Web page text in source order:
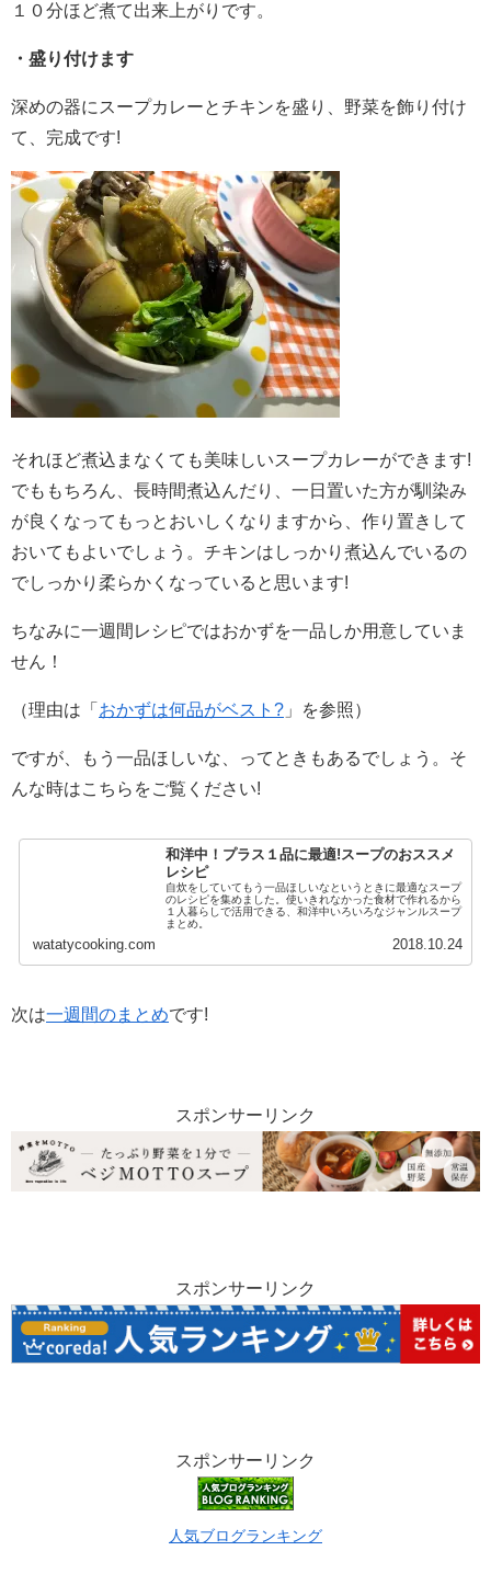
１０分ほど煮て出来上がりです。
・盛り付けます
深めの器にスープカレーとチキンを盛り、野菜を飾り付け
て、完成です!
それほど煮込まなくても美味しいスープカレーができます!
でももちろん、長時間煮込んだり、一日置いた方が馴染み
が良くなってもっとおいしくなりますから、作り置きして
おいてもよいでしょう。チキンはしっかり煮込んでいるの
でしっかり柔らかくなっていると思います!
ちなみに一週間レシピではおかずを一品しか用意していま
せん！
（理由は「 おかずは何品がベスト? 」を参照）
ですが、もう一品ほしいな、ってときもあるでしょう。そ
んな時はこちらをご覧ください!
和洋中！プラス１品に最適!スープのおススメ
レシピ
自炊をしていてもう一品ほしいなというときに最適なスープ
のレシピを集めました。使いきれなかった食材で作れるから
１人暮らしで活用できる、和洋中いろいろなジャンルスープ
まとめ。
watatycooking.com 2018.10.24
次は一週間のまとめです!
スポンサーリンク
スポンサーリンク
スポンサーリンク
人気ブログランキング